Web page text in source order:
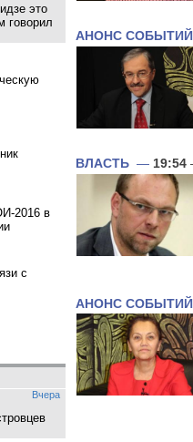
это
говорил
2016 в
с
Вчера
АНОНС СОБЫТИЙ
ВЛАСТЬ — 19:54
АНОНС СОБЫТИЙ